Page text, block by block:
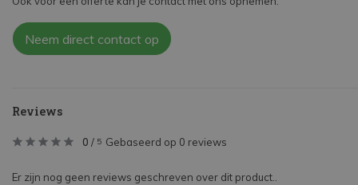
Neem direct contact op
Reviews
0 / 5 Gebaseerd op 0 reviews
Er zijn nog geen reviews geschreven over dit product..